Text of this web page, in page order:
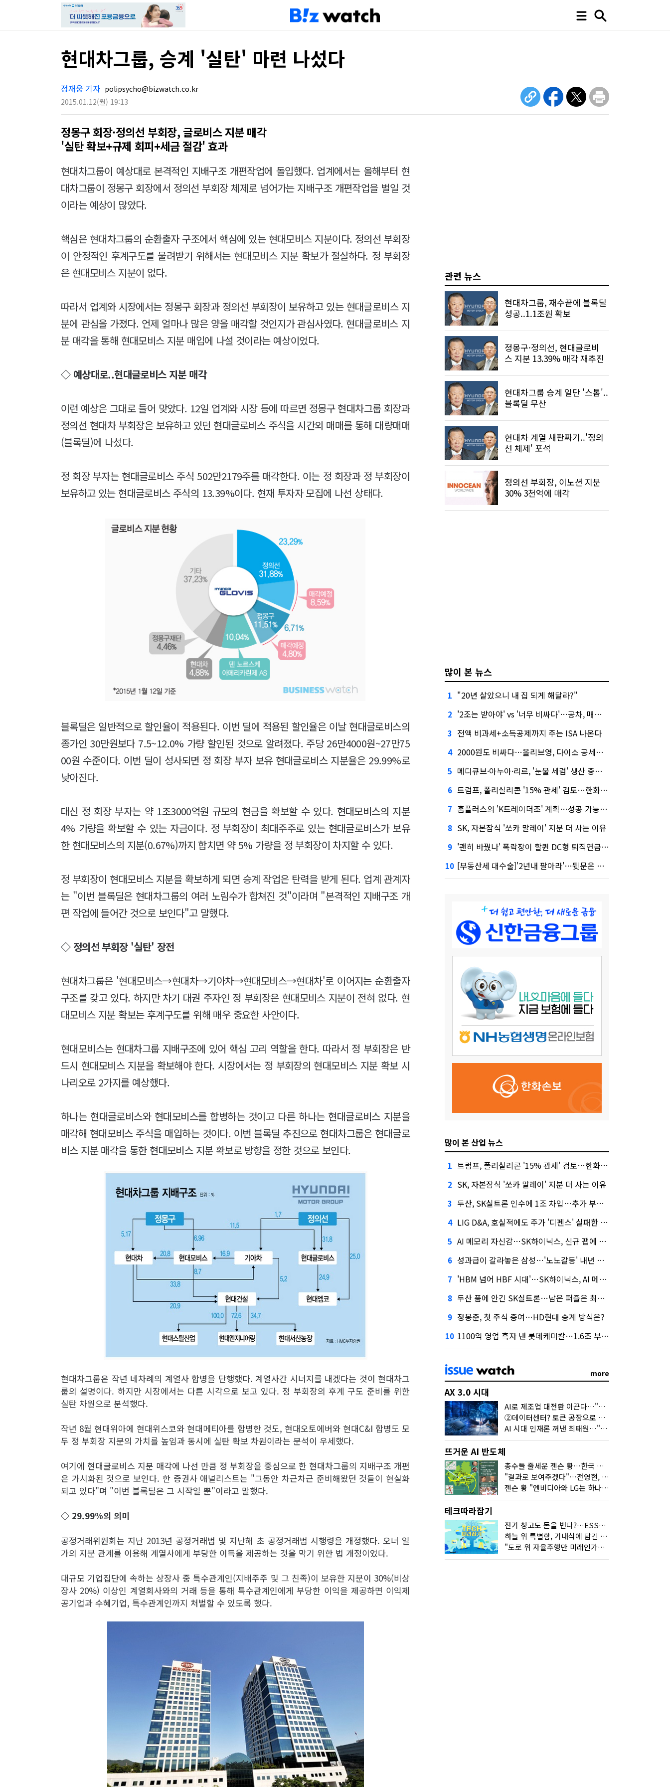
현대차그룹, 승계 '실탄' 마련 나섰다
정재웅 기자 polipsycho@bizwatch.co.kr
2015.01.12(월) 19:13
정몽구 회장·정의선 부회장, 글로비스 지분 매각
'실탄 확보+규제 회피+세금 절감' 효과
현대차그룹이 예상대로 본격적인 지배구조 개편작업에 돌입했다. 업계에서는 올해부터 현
대차그룹이 정몽구 회장에서 정의선 부회장 체제로 넘어가는 지배구조 개편작업을 벌일 것
이라는 예상이 많았다.
핵심은 현대차그룹의 순환출자 구조에서 핵심에 있는 현대모비스 지분이다. 정의선 부회장
이 안정적인 후계구도를 물려받기 위해서는 현대모비스 지분 확보가 절실하다. 정 부회장
은 현대모비스 지분이 없다.
따라서 업계와 시장에서는 정몽구 회장과 정의선 부회장이 보유하고 있는 현대글로비스 지
분에 관심을 가졌다. 언제 얼마나 많은 양을 매각할 것인지가 관심사였다. 현대글로비스 지
분 매각을 통해 현대모비스 지분 매입에 나설 것이라는 예상이었다.
◇ 예상대로..현대글로비스 지분 매각
이런 예상은 그대로 들어 맞았다. 12일 업계와 시장 등에 따르면 정몽구 현대차그룹 회장과
정의선 현대차 부회장은 보유하고 있던 현대글로비스 주식을 시간외 매매를 통해 대량매매
(블록딜)에 나섰다.
정 회장 부자는 현대글로비스 주식 502만2179주를 매각한다. 이는 정 회장과 정 부회장이
보유하고 있는 현대글로비스 주식의 13.39%이다. 현재 투자자 모집에 나선 상태다.
블록딜은 일반적으로 할인율이 적용된다. 이번 딜에 적용된 할인율은 이날 현대글로비스의
종가인 30만원보다 7.5~12.0% 가량 할인된 것으로 알려졌다. 주당 26만4000원~27만75
00원 수준이다. 이번 딜이 성사되면 정 회장 부자 보유 현대글로비스 지분율은 29.99%로
낮아진다.
대신 정 회장 부자는 약 1조3000억원 규모의 현금을 확보할 수 있다. 현대모비스의 지분
4% 가량을 확보할 수 있는 자금이다. 정 부회장이 최대주주로 있는 현대글로비스가 보유
한 현대모비스의 지분(0.67%)까지 합치면 약 5% 가량을 정 부회장이 차지할 수 있다.
정 부회장이 현대모비스 지분을 확보하게 되면 승계 작업은 탄력을 받게 된다. 업계 관계자
는 "이번 블록딜은 현대차그룹의 여러 노림수가 합쳐진 것"이라며 "본격적인 지배구조 개
편 작업에 들어간 것으로 보인다"고 말했다.
◇ 정의선 부회장 '실탄' 장전
현대차그룹은 '현대모비스→현대차→기아차→현대모비스→현대차'로 이어지는 순환출자
구조를 갖고 있다. 하지만 차기 대권 주자인 정 부회장은 현대모비스 지분이 전혀 없다. 현
대모비스 지분 확보는 후계구도를 위해 매우 중요한 사안이다.
현대모비스는 현대차그룹 지배구조에 있어 핵심 고리 역할을 한다. 따라서 정 부회장은 반
드시 현대모비스 지분을 확보해야 한다. 시장에서는 정 부회장의 현대모비스 지분 확보 시
나리오로 2가지를 예상했다.
하나는 현대글로비스와 현대모비스를 합병하는 것이고 다른 하나는 현대글로비스 지분을
매각해 현대모비스 주식을 매입하는 것이다. 이번 블록딜 추진으로 현대차그룹은 현대글로
비스 지분 매각을 통한 현대모비스 지분 확보로 방향을 정한 것으로 보인다.
현대차그룹은 작년 네차례의 계열사 합병을 단행했다. 계열사간 시너지를 내겠다는 것이 현대차그
룹의 설명이다. 하지만 시장에서는 다른 시각으로 보고 있다. 정 부회장의 후계 구도 준비를 위한
실탄 차원으로 분석했다.
작년 8월 현대위아에 현대위스코와 현대메티아를 합병한 것도, 현대오토에버와 현대C&I 합병도 모
두 정 부회장 지분의 가치를 높임과 동시에 실탄 확보 차원이라는 분석이 우세했다.
여기에 현대글로비스 지분 매각에 나선 만큼 정 부회장을 중심으로 한 현대차그룹의 지배구조 개편
은 가시화된 것으로 보인다. 한 증권사 애널리스트는 "그동안 차근차근 준비해왔던 것들이 현실화
되고 있다"며 "이번 블록딜은 그 시작일 뿐"이라고 말했다.
◇ 29.99%의 의미
공정거래위원회는 지난 2013년 공정거래법 및 지난해 초 공정거래법 시행령을 개정했다. 오너 일
가의 지분 관계를 이용해 계열사에게 부당한 이득을 제공하는 것을 막기 위한 법 개정이었다.
대규모 기업집단에 속하는 상장사 중 특수관계인(지배주주 및 그 친족)이 보유한 지분이 30%(비상
장사 20%) 이상인 계열회사와의 거래 등을 통해 특수관계인에게 부당한 이익을 제공하면 이익제
공기업과 수혜기업, 특수관계인까지 처벌할 수 있도록 했다.
관련 뉴스
현대차그룹, 재수끝에 블록딜
성공..1.1조원 확보
정몽구·정의선, 현대글로비
스 지분 13.39% 매각 재추진
현대차그룹 승계 일단 '스톱'..
블록딜 무산
현대차 계열 새판짜기..'정의
선 체제' 포석
정의선 부회장, 이노션 지분
30% 3천억에 매각
많이 본 뉴스
1 "20년 살았으니 내 집 되게 해달라?"
2 '2조는 받아야' vs '너무 비싸다'…공차, 매각 성공할까
3 전액 비과세+소득공제까지 주는 ISA 나온다
4 2000원도 비싸다…올리브영, 다이소 공세에 '가성비'로 맞불
5 메디큐브·아누아·리르, '눈물 세럼' 생산 중단한다
6 트럼프, 폴리실리콘 '15% 관세' 검토…한화큐셀·OCI 영향은?
7 홈플러스의 'K트레이더조' 계획…성공 가능성은 '글쎄'
8 SK, 자본잠식 '쏘카 말레이' 지분 더 사는 이유
9 '괜히 바꿨나' 폭락장이 할퀸 DC형 퇴직연금…전문가 조언은
10 [부동산세 대수술]'2년내 팔아라'…뒷문은 열었다
많이 본 산업 뉴스
1 트럼프, 폴리실리콘 '15% 관세' 검토…한화큐셀·OCI 영향은?
2 SK, 자본잠식 '쏘카 말레이' 지분 더 사는 이유
3 두산, SK실트론 인수에 1조 차입…추가 부담은?
4 LIG D&A, 호실적에도 주가 '디펜스' 실패한 이유
5 AI 메모리 자신감…SK하이닉스, 신규 팹에 54조 투자
6 성과급이 갈라놓은 삼성…'노노갈등' 내년 교섭 판 흔들까
7 'HBM 넘어 HBF 시대'…SK하이닉스, AI 메모리 표준 선점 나섰다
8 두산 품에 안긴 SK실트론…남은 퍼즐은 최태원 지분 29.4%
9 정몽준, 첫 주식 증여…HD현대 승계 방식은?
10 1100억 영업 흑자 낸 롯데케미칼…1.6조 부채 감량도 '속도'
more
AX 3.0 시대
AI로 제조업 대전환 이끈다…"2030년까지 민관합동 20조 투자"
②데이터센터? 토큰 공장으로 변신
AI 시대 인재론 꺼낸 최태원…"협업이 경쟁력"
뜨거운 AI 반도체
총수들 줄세운 젠슨 황…한국 산업계 새판 짰다
"결과로 보여주겠다"…전영현, 젠슨 황과 HBM5 논의
젠슨 황 "엔비디아와 LG는 하나의 거대한 팀"
테크따라잡기
전기 창고도 돈을 번다?…ESS의 '두뇌' EMO가 뭐길래
하늘 위 특별함, 기내식에 담긴 기술의 세계
"도로 위 자율주행만 미래인가요"…진흙탕서 길 내는 HD현대 AI 기술